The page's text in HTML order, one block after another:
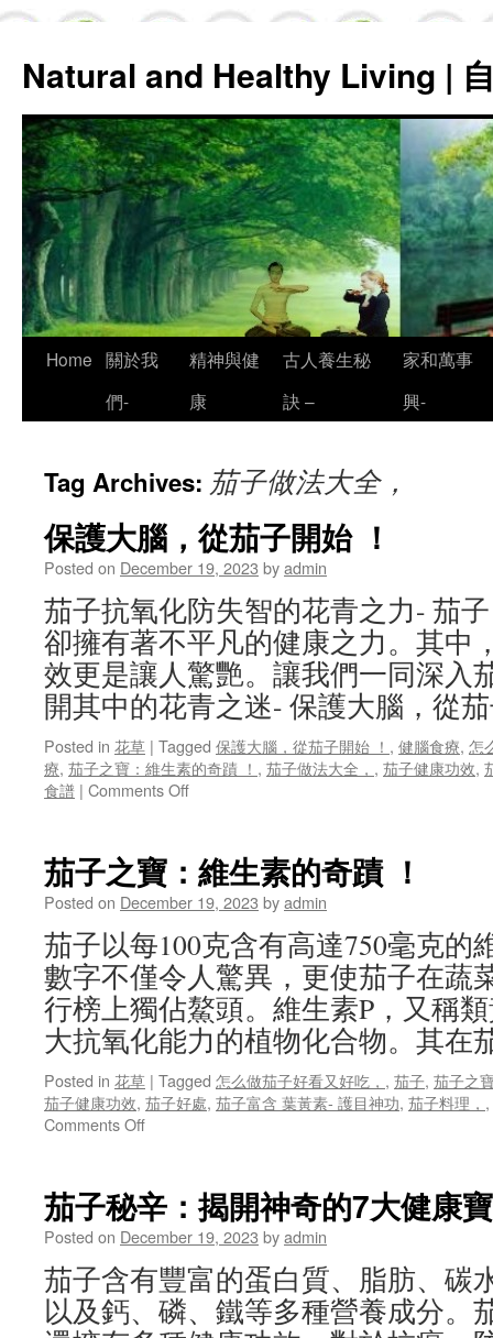
Natural and Healthy Living |
Skip
Home 關於我
們-
精神與健
康
古人養生秘
訣 –
家和萬事
興-
Tag Archives: 茄子做法大全，
保護大腦，從茄子開始 ！
Posted on December 19, 2023 byadmin
茄子抗氧化防失智的花青之力- 茄
卻擁有著不平凡的健康之力。其中
效更是讓人驚艷。讓我們一同深入
開其中的花青之迷- 保護大腦，從
Posted in 花草 | Tagged 保護大腦，從茄子開始 ！ , 健腦食療, 怎
療, 茄子之寶：維生素的奇蹟 ！ , 茄子做法大全， , 茄子健康功效,
食譜 | Comments Offon
腦，
從
子
開
始
！
茄子之寶：維生素的奇蹟 ！
Posted on December 19, 2023 byadmin
茄子以每100克含有高達750毫克的
數字不僅令人驚異，更使茄子在蔬
行榜上獨佔鰲頭。維生素P，又稱
大抗氧化能力的植物化合物。其在
Posted in 花草 | Tagged 怎么做茄子好看又好吃， , 茄子, 茄子之
茄子健康功效, 茄子好處, 茄子富含 葉黃素- 護目神功, 茄子料理， ,
Comments Offon
之
寶：
維
素
的
奇
茄子秘辛：揭開神奇的7大健康
Posted on December 19, 2023 byadmin
茄子含有豐富的蛋白質、脂肪、碳
以及鈣、磷、鐵等多種營養成分。